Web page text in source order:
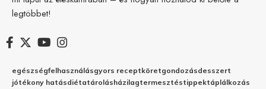
legtöbbet!
egészségfelhasználásgyors receptköretgondozásdesszert
jótékony hatásdiétatárolásházilagtermesztéstippektáplálkozás